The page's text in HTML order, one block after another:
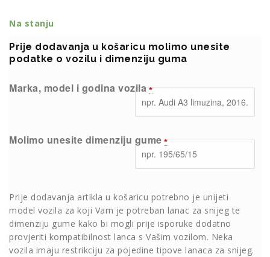
Na stanju
Prije dodavanja u košaricu molimo unesite
podatke o vozilu i dimenziju guma
Marka, model i godina vozila *
Molimo unesite dimenziju gume *
Prije dodavanja artikla u košaricu potrebno je unijeti
model vozila za koji Vam je potreban lanac za snijeg te
dimenziju gume kako bi mogli prije isporuke dodatno
provjeriti kompatibilnost lanca s Vašim vozilom. Neka
vozila imaju restrikciju za pojedine tipove lanaca za snijeg.